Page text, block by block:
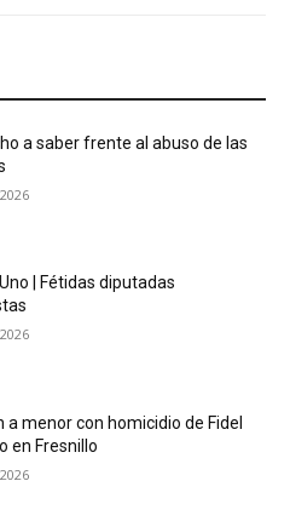
a saber frente al abuso de las
| Fétidas diputadas
a menor con homicidio de Fidel
en Fresnillo